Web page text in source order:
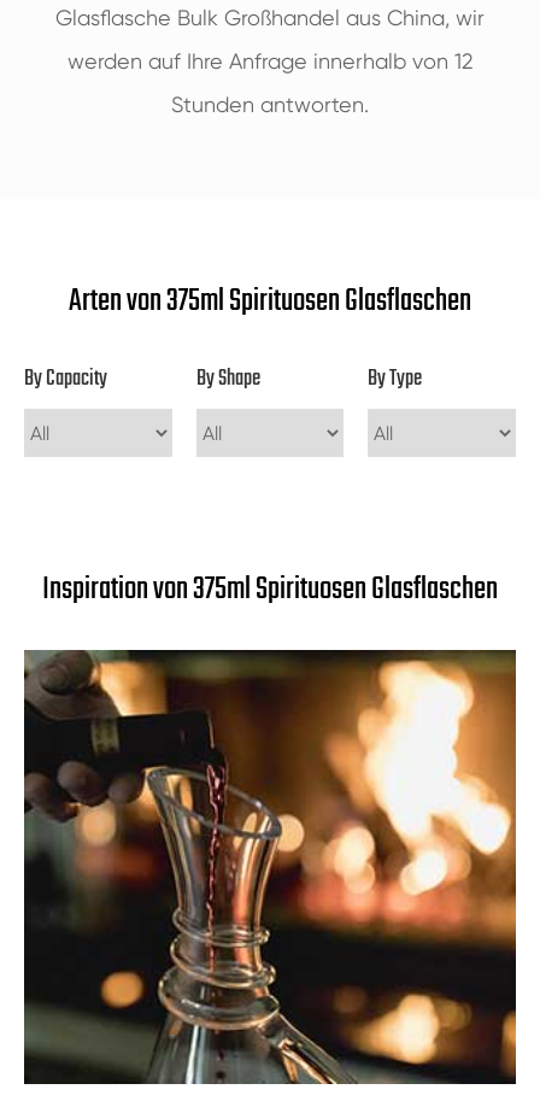
Glasflasche Bulk Großhandel aus China, wir
werden auf Ihre Anfrage innerhalb von 12
Stunden antworten.
Arten von 375ml Spirituosen Glasflaschen
By Capacity By Shape By Type
Inspiration von 375ml Spirituosen Glasflaschen